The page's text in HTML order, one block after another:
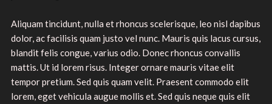
Aliquam tincidunt, nulla et rhoncus scelerisque, leo nisl dapibus
dolor, ac facilisis quam justo vel nunc. Mauris quis lacus cursus,
blandit felis congue, varius odio. Donec rhoncus convallis
mattis. Ut id lorem risus. Integer ornare mauris vitae elit
tempor pretium. Sed quis quam velit. Praesent commodo elit
lorem, eget vehicula augue mollis et. Sed quis neque quis elit